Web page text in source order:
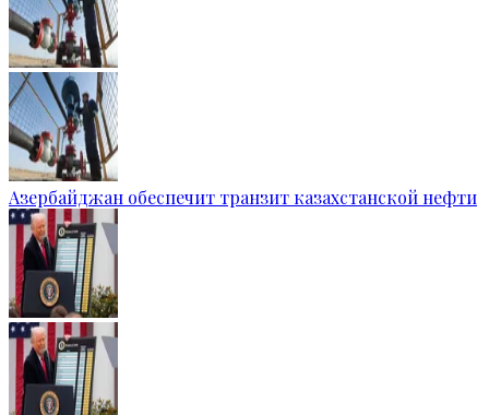
Азербайджан обеспечит транзит казахстанской нефти